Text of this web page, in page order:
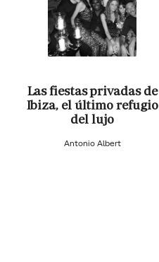
Las fiestas privadas de
Ibiza, el último refugio
del lujo
Antonio Albert